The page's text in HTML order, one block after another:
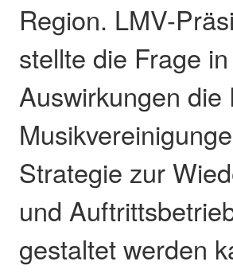
Region. LMV-
stellte die Frage
Auswirkungen
Strategie zur
und
gestaltet werden